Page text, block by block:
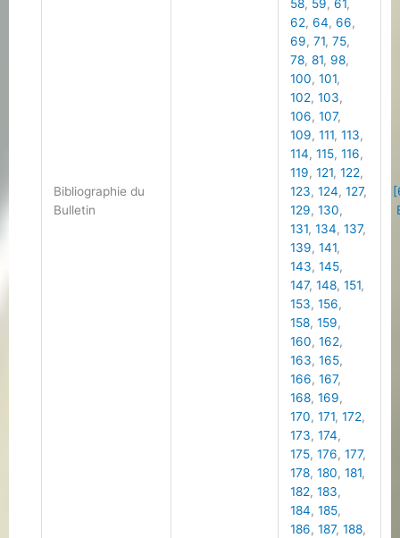
Bibliographie du
Bulletin
58, 59,61,
62,64,66,
69,71,75,
78,81, 98,
100,101,
102,103,
106,107,
109,111,113,
114,115,116,
119,121,122,
123,124,127,
129,130,
131,134,137,
139,141,
143,145,
147,148,151,
153,156,
158,159,
160,162,
163,165,
166,167,
168,169,
170,171,172,
173,174,
175,176,177,
178,180,181,
182,183,
184,185,
186,187,188,